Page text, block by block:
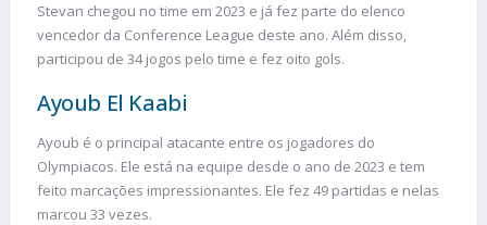
Stevan chegou no time em 2023 e já fez parte do elenco
vencedor da Conference League deste ano. Além disso,
participou de 34 jogos pelo time e fez oito gols.
Ayoub El Kaabi
Ayoub é o principal atacante entre os jogadores do
Olympiacos. Ele está na equipe desde o ano de 2023 e tem
feito marcações impressionantes. Ele fez 49 partidas e nelas
marcou 33 vezes.